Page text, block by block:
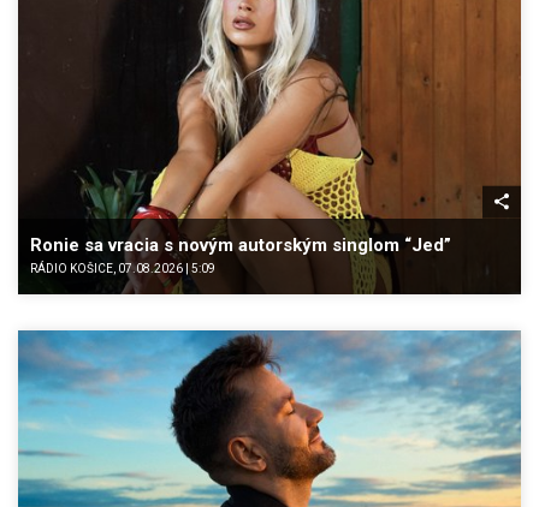
Ronie sa vracia s novým autorským singlom “Jed”
RÁDIO KOŠICE, 07.08.2026 | 5:09